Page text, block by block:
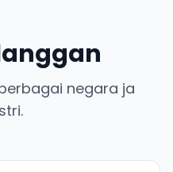
negara ja